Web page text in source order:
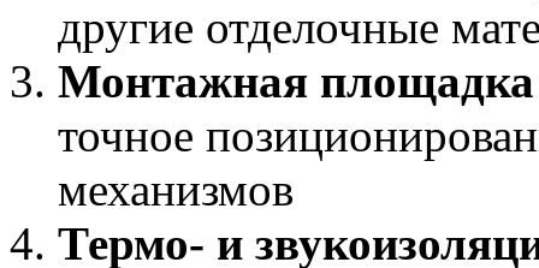
другие отделочные
Монтажная площадка
точное
механизмов
Термо- и